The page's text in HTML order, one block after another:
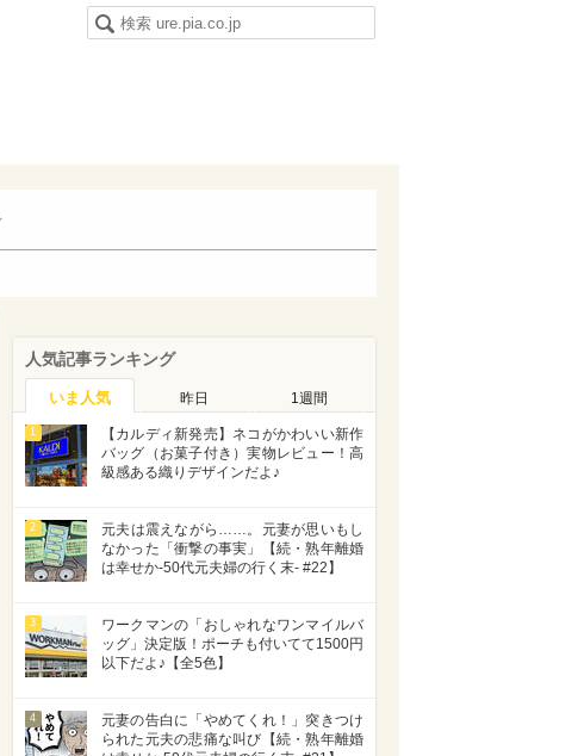
人気記事ランキング
いま人気 昨日 1週間
1
【カルディ新発売】ネコがかわいい新作
バッグ（お菓子付き）実物レビュー！高
級感ある織りデザインだよ♪
2
元夫は震えながら……。元妻が思いもし
なかった「衝撃の事実」【続・熟年離婚
は幸せか-50代元夫婦の行く末- #22】
3
ワークマンの「おしゃれなワンマイルバ
ッグ」決定版！ポーチも付いてて1500円
以下だよ♪【全5色】
4
元妻の告白に「やめてくれ！」突きつけ
られた元夫の悲痛な叫び【続・熟年離婚